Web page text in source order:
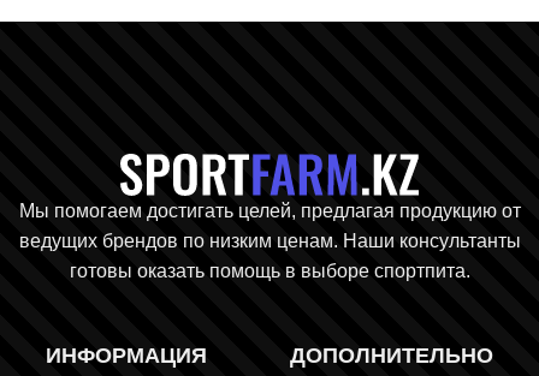
Мы помогаем достигать целей, предлагая продукцию от
ведущих брендов по низким ценам. Наши консультанты
готовы оказать помощь в выборе спортпита.
ИНФОРМАЦИЯ ДОПОЛНИТЕЛЬНО